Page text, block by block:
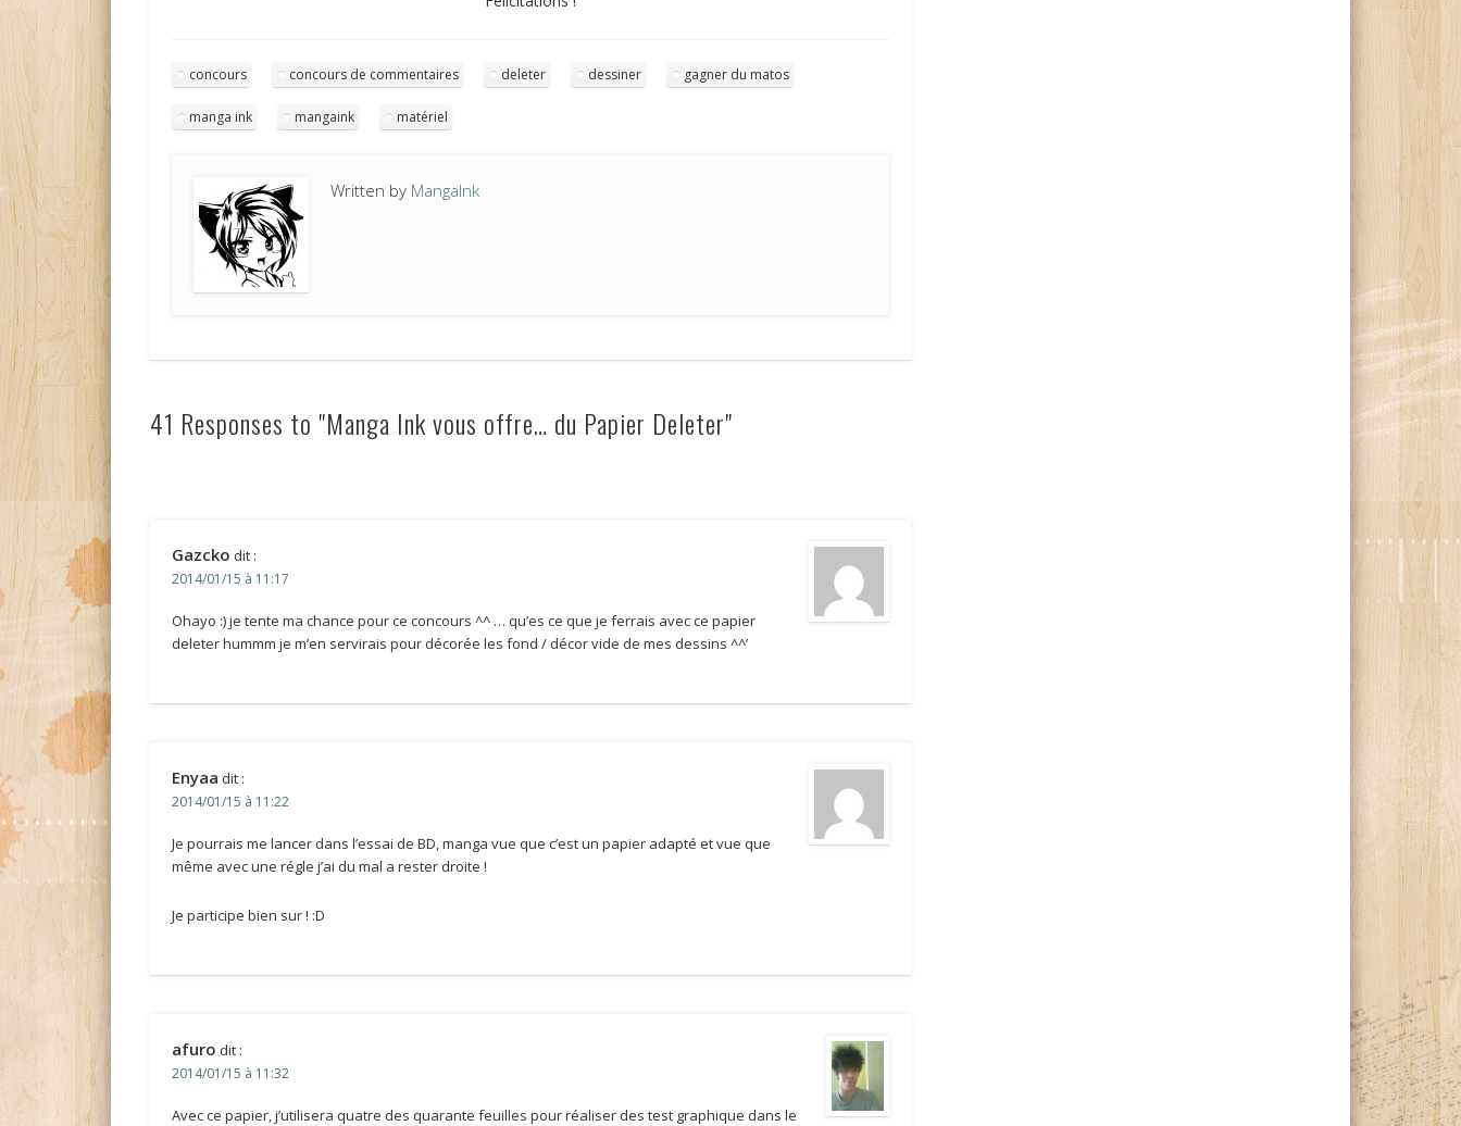
concours concours de commentaires deleter dessiner gagner du matos
manga ink mangaink matériel
Written by MangaInk
41 Responses to "Manga Ink vous offre… du Papier Deleter"
Gazcko dit :
2014/01/15 à 11:17
Ohayo :) je tente ma chance pour ce concours ^^ … qu’es ce que je ferrais avec ce papier
deleter hummm je m’en servirais pour décorée les fond / décor vide de mes dessins ^^’
Enyaa dit :
2014/01/15 à 11:22
Je pourrais me lancer dans l’essai de BD, manga vue que c’est un papier adapté et vue que
même avec une régle j’ai du mal a rester droite !
Je participe bien sur ! :D
afuro dit :
2014/01/15 à 11:32
Avec ce papier, j’utilisera quatre des quarante feuilles pour réaliser des test graphique dans le